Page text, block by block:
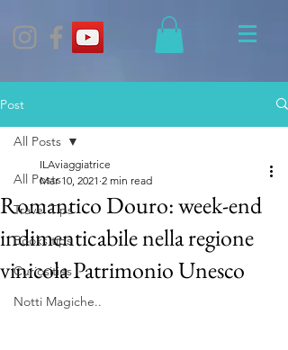
Post
All Posts
Travel Tips
Books tips
Curiosities
Notti Magiche..
All Posts
Romantico Douro: week-end
indimenticabile nella regione
vinicola Patrimonio Unesco
ILAviaggiatrice
Mar 10, 2021 2 min read